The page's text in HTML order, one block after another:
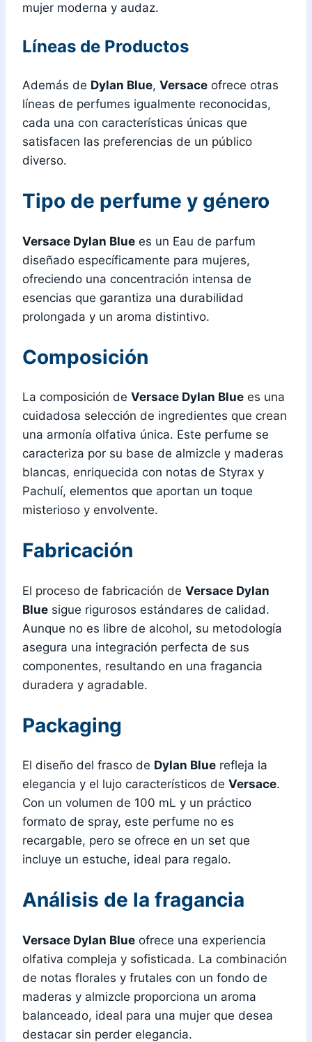
mujer moderna y audaz.
Líneas de Productos
Además de Dylan Blue, Versace ofrece otras
líneas de perfumes igualmente reconocidas,
cada una con características únicas que
satisfacen las preferencias de un público
diverso.
Tipo de perfume y género
Versace Dylan Blue es un Eau de parfum
diseñado específicamente para mujeres,
ofreciendo una concentración intensa de
esencias que garantiza una durabilidad
prolongada y un aroma distintivo.
Composición
La composición de Versace Dylan Blue es una
cuidadosa selección de ingredientes que crean
una armonía olfativa única. Este perfume se
caracteriza por su base de almizcle y maderas
blancas, enriquecida con notas de Styrax y
Pachulí, elementos que aportan un toque
misterioso y envolvente.
Fabricación
El proceso de fabricación de Versace Dylan
Blue sigue rigurosos estándares de calidad.
Aunque no es libre de alcohol, su metodología
asegura una integración perfecta de sus
componentes, resultando en una fragancia
duradera y agradable.
Packaging
El diseño del frasco de Dylan Blue refleja la
elegancia y el lujo característicos de Versace.
Con un volumen de 100 mL y un práctico
formato de spray, este perfume no es
recargable, pero se ofrece en un set que
incluye un estuche, ideal para regalo.
Análisis de la fragancia
Versace Dylan Blue ofrece una experiencia
olfativa compleja y sofisticada. La combinación
de notas florales y frutales con un fondo de
maderas y almizcle proporciona un aroma
balanceado, ideal para una mujer que desea
destacar sin perder elegancia.